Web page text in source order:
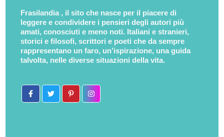
Frasilandia , il sito che nasce per il piacere di
leggere e condividere i pensieri degli autori più
amati, conosciuti e meno noti. Italiani e stranieri,
storici e filosofi, scrittori e poeti che da sempre
rappresentano un faro, un’ispirazione, una guida
talvolta, nelle diverse situazioni della vita.